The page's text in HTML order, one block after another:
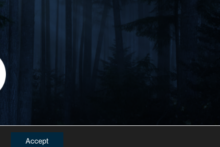
Accept